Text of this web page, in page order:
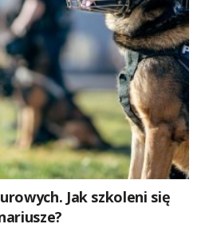
Jak szkoleni się